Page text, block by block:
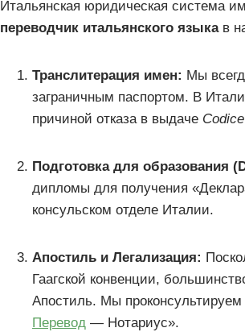
Итальянская юридическая система
переводчик итальянского языкав
Транслитерация имен: Мы
заграничным паспортом. В
причиной отказа в выдаче
Подготовка для образования
дипломы для получения
консульском отделе Италии.
Апостиль и Легализация:
Гаагской конвенции,
Апостиль. Мы
Перевод — Нотариус».